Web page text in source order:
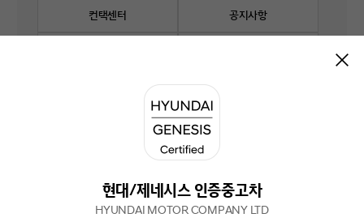
컨택센터 공지사항
현대/제네시스 인증중고차
HYUNDAI MOTOR COMPANY LTD